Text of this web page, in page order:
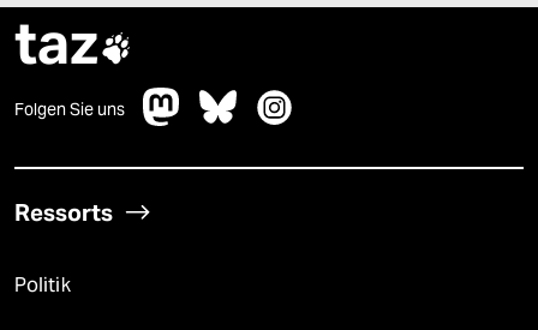
taz
Folgen Sie uns
Ressorts
Politik